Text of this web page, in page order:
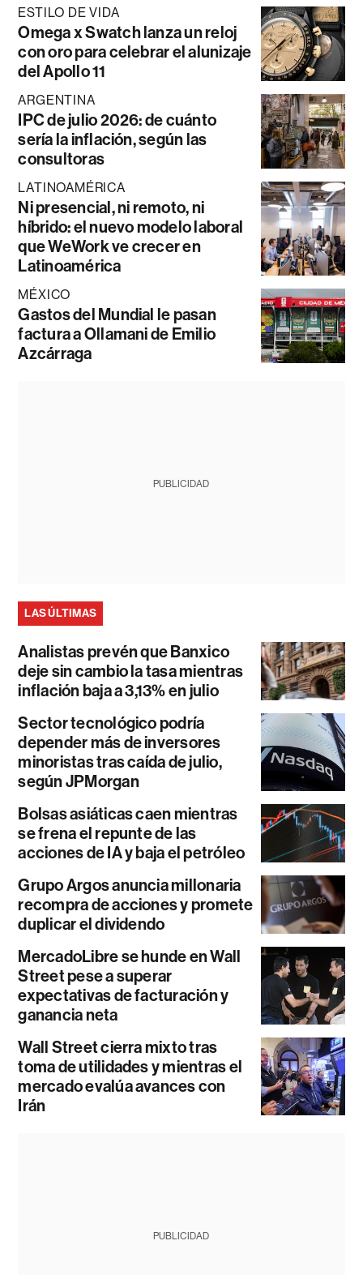
ESTILO DE VIDA
Omega x Swatch lanza un reloj
con oro para celebrar el alunizaje
del Apollo 11
ARGENTINA
IPC de julio 2026: de cuánto
sería la inflación, según las
consultoras
LATINOAMÉRICA
Ni presencial, ni remoto, ni
híbrido: el nuevo modelo laboral
que WeWork ve crecer en
Latinoamérica
MÉXICO
Gastos del Mundial le pasan
factura a Ollamani de Emilio
Azcárraga
PUBLICIDAD
LAS ÚLTIMAS
Analistas prevén que Banxico
deje sin cambio la tasa mientras
inflación baja a 3,13% en julio
Sector tecnológico podría
depender más de inversores
minoristas tras caída de julio,
según JPMorgan
Bolsas asiáticas caen mientras
se frena el repunte de las
acciones de IA y baja el petróleo
Grupo Argos anuncia millonaria
recompra de acciones y promete
duplicar el dividendo
MercadoLibre se hunde en Wall
Street pese a superar
expectativas de facturación y
ganancia neta
Wall Street cierra mixto tras
toma de utilidades y mientras el
mercado evalúa avances con
Irán
PUBLICIDAD